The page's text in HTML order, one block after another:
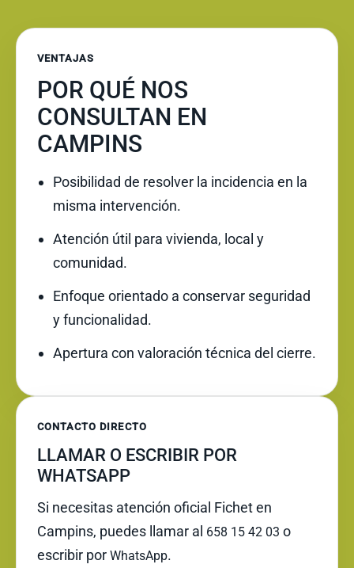
VENTAJAS
POR QUÉ NOS
CONSULTAN EN
CAMPINS
Posibilidad de resolver la incidencia en la
misma intervención.
Atención útil para vivienda, local y
comunidad.
Enfoque orientado a conservar seguridad
y funcionalidad.
Apertura con valoración técnica del cierre.
CONTACTO DIRECTO
LLAMAR O ESCRIBIR POR
WHATSAPP
Si necesitas atención oficial Fichet en
Campins, puedes llamar al 658 15 42 03 o
escribir por WhatsApp.